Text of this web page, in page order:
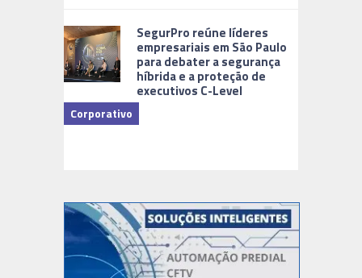
SegurPro reúne líderes
empresariais em São Paulo
para debater a segurança
híbrida e a proteção de
executivos C-Level
Corporativo